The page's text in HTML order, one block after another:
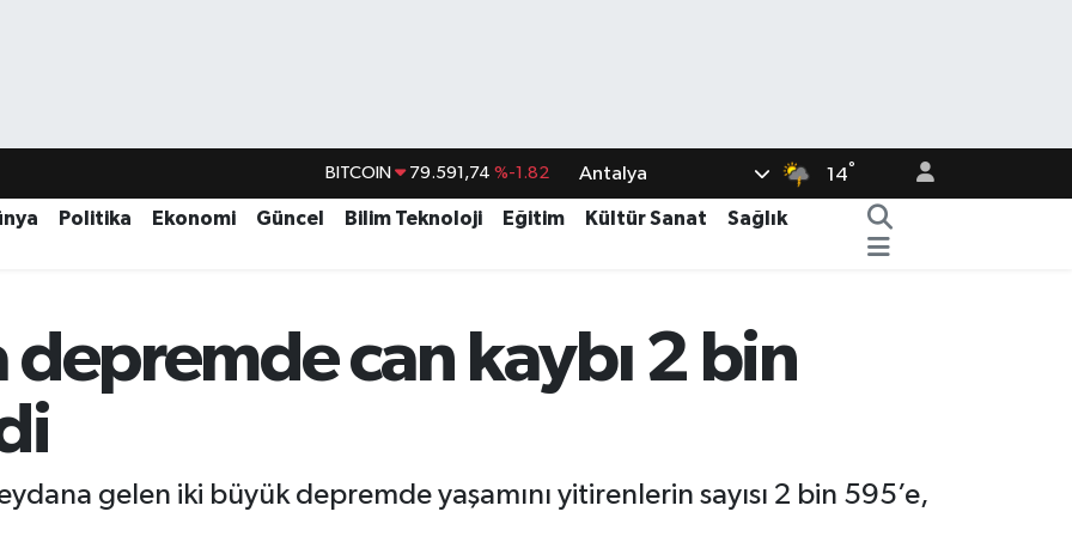
BITCOIN 79.591,74 %-1.82
DOLAR 45,43620 %0.02
G.ALTIN 6862,09000 %0.19
%0
Antalya 14°
Politika Ekonomi Güncel Bilim Teknoloji Eğitim Kültür Sanat
Sağlık
depremde can kaybı 2 bin
gelen iki büyük depremde yaşamını yitirenlerin sayısı 2 bin 595’e,